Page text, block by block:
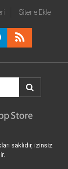
Sitene Ekle
saklıdır, izinsiz